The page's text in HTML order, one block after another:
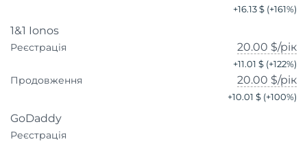
+16.13 $ (+161%)
1&1 Ionos
Реєстрація 20.00 $/рік
+11.01 $ (+122%)
Продовження 20.00 $/рік
+10.01 $ (+100%)
GoDaddy
Реєстрація